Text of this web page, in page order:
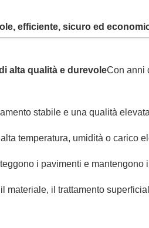
efficiente, sicuro ed
alta qualità e durevoleCon anni
stabile e una qualità
temperatura, umidità o carico
i pavimenti e mantengono
il trattamento